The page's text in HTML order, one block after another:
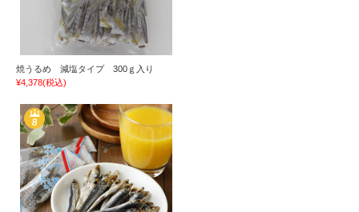
焼うるめ 減塩タイプ 300ｇ入り
¥4,378(税込)